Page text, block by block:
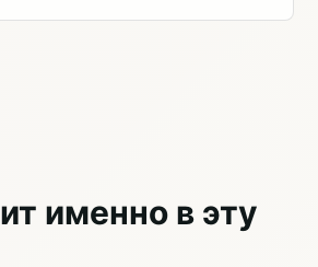
именно в эту